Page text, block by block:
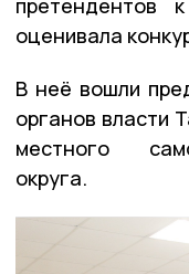
претендентов
оценивала
В неё вошли
органов власти
местного
округа.